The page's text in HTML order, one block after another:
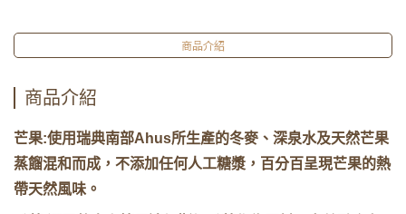
商品介紹
商品介紹
芒果:使用瑞典南部Ahus所生產的冬麥、深泉水及天然芒果
蒸餾混和而成，不添加任何人工糖漿，百分百呈現芒果的熱
帶天然風味。